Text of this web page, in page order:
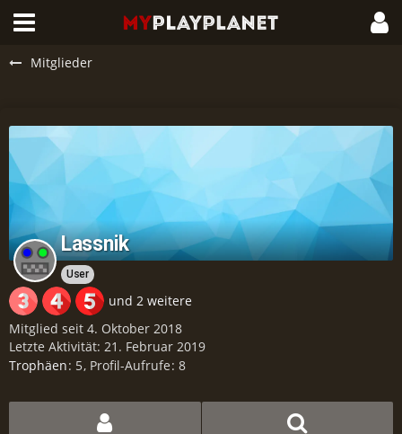
Mitglieder
Lassnik
User
und 2 weitere
Mitglied seit 4. Oktober 2018
Letzte Aktivität: 21. Februar 2019
Trophäen 5 Profil-Aufrufe 8